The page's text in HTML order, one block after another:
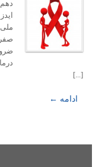
ملی
[...]
ادامه ←